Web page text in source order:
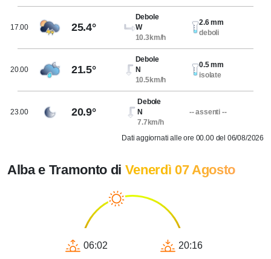
17.00 25.4°
Debole
W
10.3km/h
2.6 mm
deboli
20.00 21.5°
Debole
N
10.5km/h
0.5 mm
isolate
23.00 20.9°
Debole
N
7.7km/h
-- assenti --
Dati aggiornati alle ore 00.00 del 06/08/2026
Alba e Tramonto di Venerdì 07 Agosto
06:02
20:16